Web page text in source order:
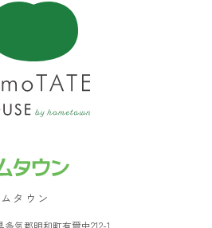
タウン
気郡明和町有爾中212-1